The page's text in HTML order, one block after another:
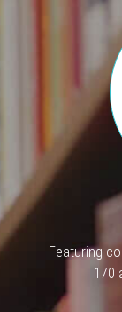
Featuring
170